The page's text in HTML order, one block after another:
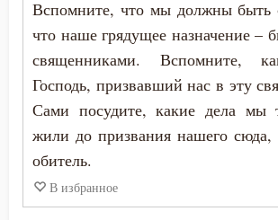
Вспомните, что мы должны быть
что наше грядущее назначение –
священниками. Вспомните,
Господь, призвавший нас в эту
Сами посудите, какие дела мы
жили до призвания нашего сюда,
обитель.
В избранное